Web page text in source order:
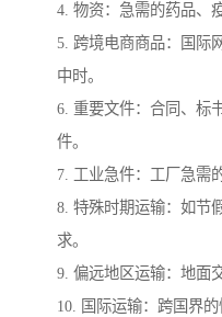
4. 物资：急需的药品、
5. 跨境电商商品：国际
中时。
6. 重要文件：合同、标
件。
7. 工业急件：工厂急需
8. 特殊时期运输：如节
求。
9. 偏远地区运输：地面
10. 国际运输：跨国界的